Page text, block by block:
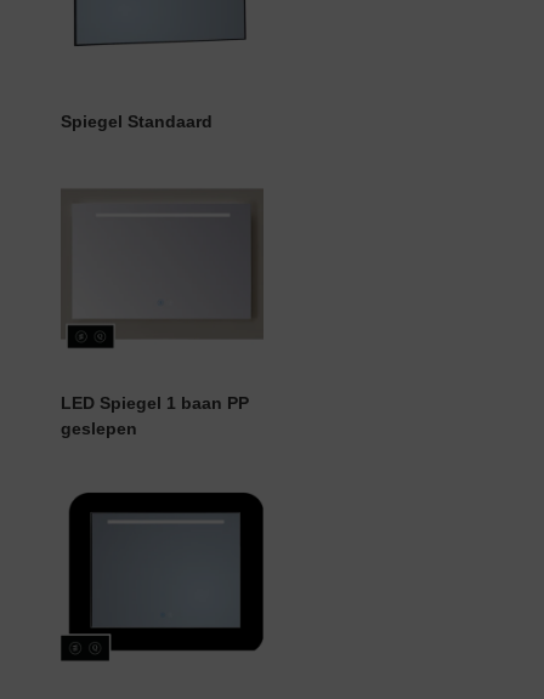
Spiegel Standaard
LED Spiegel 1 baan PP
geslepen